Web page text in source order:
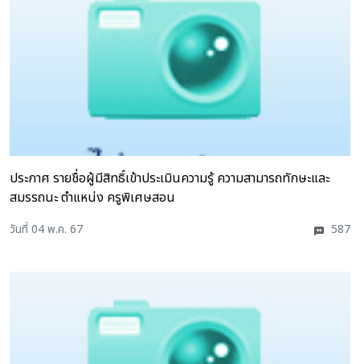
ประกาศ รายชื่อผู้มีสิทธิ์เข้าประเมินความรู้ ความสามารถทักษะและ
สมรรถนะ ตำแหน่ง ครูพิเศษสอน
วันที่ 04 พ.ค. 67 587